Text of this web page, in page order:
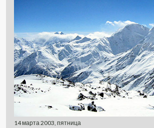
14марта 2003 пятница